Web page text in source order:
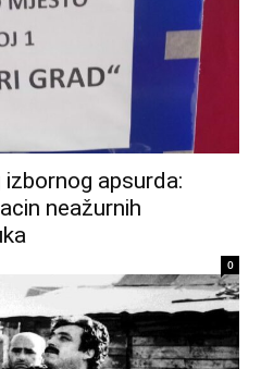
apsurda:
neažurnih
0